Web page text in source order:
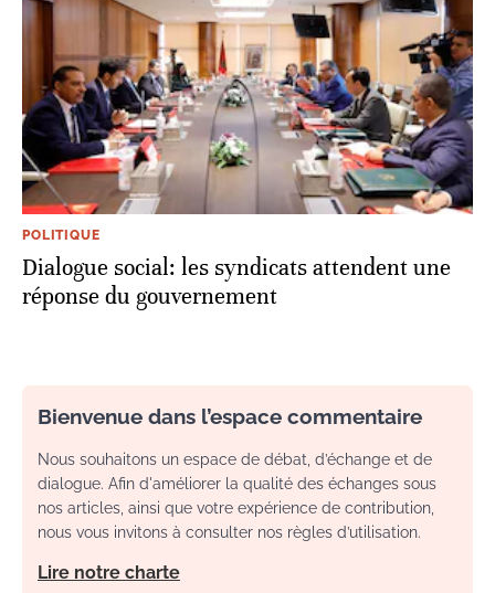
POLITIQUE
Dialogue social: les syndicats attendent une
réponse du gouvernement
Bienvenue dans l’espace commentaire
Nous souhaitons un espace de débat, d’échange et de
dialogue. Afin d'améliorer la qualité des échanges sous
nos articles, ainsi que votre expérience de contribution,
nous vous invitons à consulter nos règles d’utilisation.
Lire notre charte